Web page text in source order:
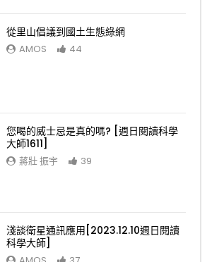
從里山倡議到國土生態綠網
AMOS 44
您喝的威士忌是真的嗎? [週日閱讀科學
大師1611]
蔣壯 振宇 39
淺談衛星通訊應用[2023.12.10週日閱讀
科學大師]